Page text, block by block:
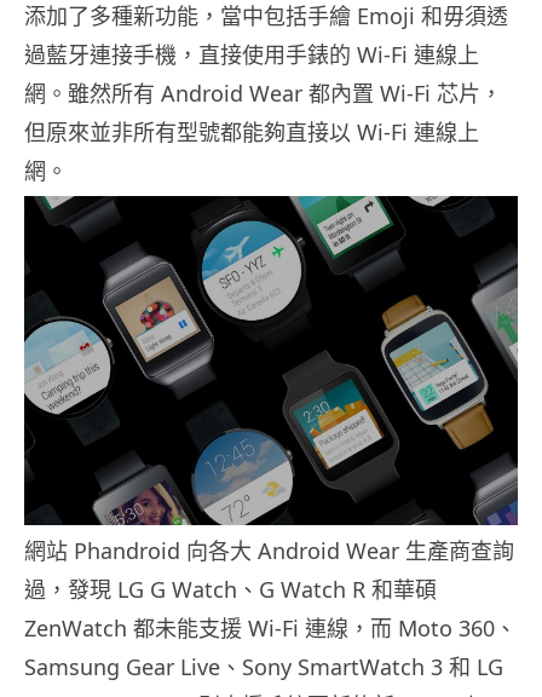
添加了多種新功能，當中包括手繪 Emoji 和毋須透
過藍牙連接手機，直接使用手錶的 Wi-Fi 連線上
網。雖然所有 Android Wear 都內置 Wi-Fi 芯片，
但原來並非所有型號都能夠直接以 Wi-Fi 連線上
網。
網站 Phandroid 向各大 Android Wear 生產商查詢
過，發現 LG G Watch、G Watch R 和華碩
ZenWatch 都未能支援 Wi-Fi 連線，而 Moto 360、
Samsung Gear Live、Sony SmartWatch 3 和 LG